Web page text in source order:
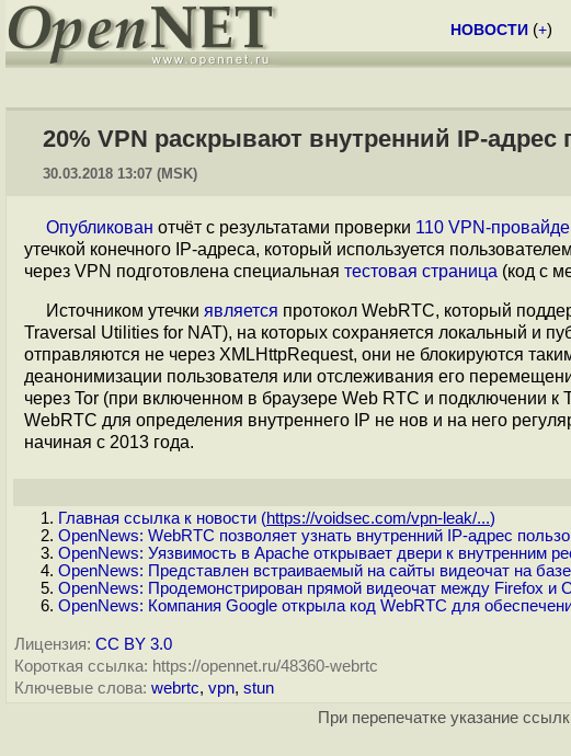
НОВОСТИ (+)
20% VPN раскрывают внутренний IP-адрес
30.03.2018 13:07 (MSK)
Опубликован отчёт с результатами проверки 110 VPN-
утечкой конечного IP-адреса, который используется
через VPN подготовлена специальная тестовая страница (код с
Источником утечки является протокол WebRTC, который
Traversal Utilities for NAT), на которых сохраняется локальный и
отправляются не через XMLHttpRequest, они не блокируются
деанонимизации пользователя или отслеживания его
через Tor (при включенном в браузере Web RTC и подключении
WebRTC для определения внутреннего IP не нов и на него
начиная с 2013 года.
Главная ссылка к новости (https://voidsec.com/vpn-leak/...)
OpenNews: WebRTC позволяет узнать внутренний IP-адрес
OpenNews: Уязвимость в Apache открывает двери к внутренним
OpenNews: Представлен встраиваемый на сайты видеочат на
OpenNews: Продемонстрирован прямой видеочат между Firefox и
OpenNews: Компания Google открыла код WebRTC для
Лицензия: CC BY 3.0
Короткая ссылка: https://opennet.ru/48360-webrtc
Ключевые слова: webrtc, vpn, stun
При перепечатке указание